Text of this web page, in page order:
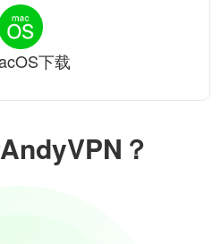
？
下载